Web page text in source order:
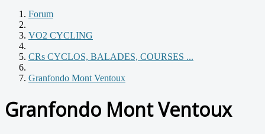
Forum
VO2 CYCLING
CRs CYCLOS, BALADES, COURSES ...
Granfondo Mont Ventoux
Granfondo Mont Ventoux